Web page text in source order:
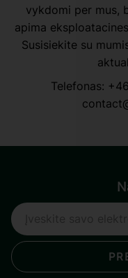
vykdomi per mus,
apima
Susisiekite su
Telefonas: